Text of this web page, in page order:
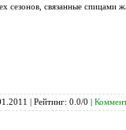
сезонов, связанные спицами
| Рейтинг: 0.0/0 |